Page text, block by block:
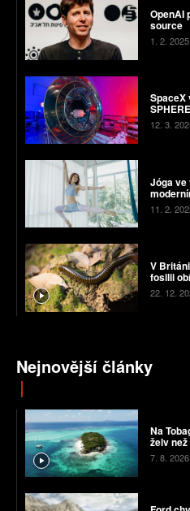
OpenAI
source
1. 2. 2025
SpaceX
12. 3.
Jóga ve
11. 2.
V
fosilii
22. 12.
Nejnovější články
Na
želv
7. 8. 2026